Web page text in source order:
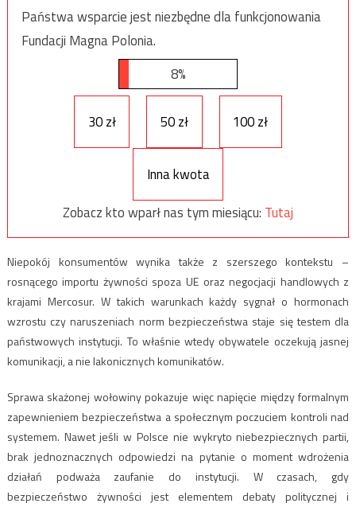
Państwa wsparcie jest niezbędne dla funkcjonowania
Fundacji Magna Polonia.
8%
30 zł 50 zł 100 zł
Inna kwota
Zobacz kto wparł nas tym miesiącu: Tutaj
Niepokój konsumentów wynika także z szerszego kontekstu –
rosnącego importu żywności spoza UE oraz negocjacji handlowych z
krajami Mercosur. W takich warunkach każdy sygnał o hormonach
wzrostu czy naruszeniach norm bezpieczeństwa staje się testem dla
państwowych instytucji. To właśnie wtedy obywatele oczekują jasnej
komunikacji, a nie lakonicznych komunikatów.
Sprawa skażonej wołowiny pokazuje więc napięcie między formalnym
zapewnieniem bezpieczeństwa a społecznym poczuciem kontroli nad
systemem. Nawet jeśli w Polsce nie wykryto niebezpiecznych partii,
brak jednoznacznych odpowiedzi na pytanie o moment wdrożenia
działań podważa zaufanie do instytucji. W czasach, gdy
bezpieczeństwo żywności jest elementem debaty politycznej i